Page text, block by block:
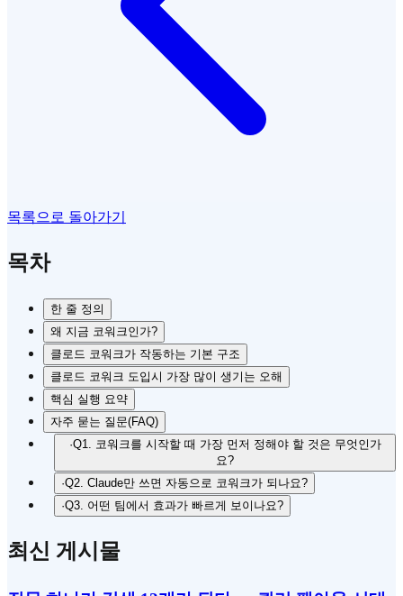
목록으로 돌아가기
목차
한 줄 정의
왜 지금 코워크인가?
클로드 코워크가 작동하는 기본 구조
클로드 코워크 도입시 가장 많이 생기는 오해
핵심 실행 요약
자주 묻는 질문(FAQ)
·Q1. 코워크를 시작할 때 가장 먼저 정해야 할 것은 무엇인가
요?
·Q2. Claude만 쓰면 자동으로 코워크가 되나요?
·Q3. 어떤 팀에서 효과가 빠르게 보이나요?
최신 게시물